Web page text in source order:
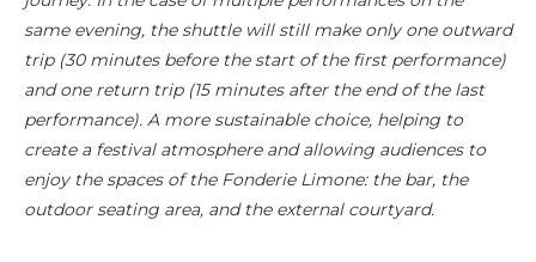
same evening, the shuttle will still make only one outward
trip (30 minutes before the start of the first performance)
and one return trip (15 minutes after the end of the last
performance). A more sustainable choice, helping to
create a festival atmosphere and allowing audiences to
enjoy the spaces of the Fonderie Limone: the bar, the
outdoor seating area, and the external courtyard.